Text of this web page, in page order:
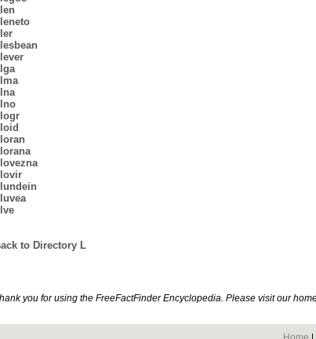
to Directory L
you for using the FreeFactFinder Encyclopedia. Please visit our